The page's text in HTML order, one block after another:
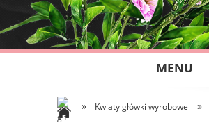
MENU
» Kwiaty główki wyrobowe »